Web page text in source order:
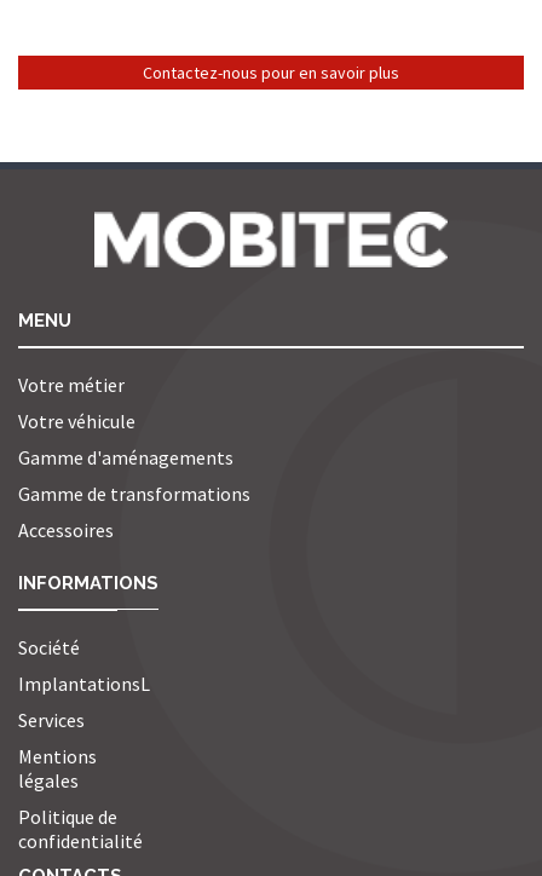
Contactez-nous pour en savoir plus
MENU
Votre métier
Votre véhicule
Gamme d'aménagements
Gamme de transformations
Accessoires
INFORMATIONS
Société
ImplantationsL
Services
Mentions
légales
Politique de
confidentialité